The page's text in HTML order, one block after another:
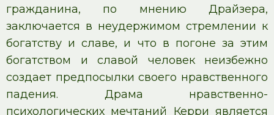
гражданина, по мнению Драйзера,
заключается в неудержимом стремлении к
богатству и славе, и что в погоне за этим
богатством и славой человек неизбежно
создает предпосылки своего нравственного
падения. Драма нравственно-
психологических мечтаний Керри является